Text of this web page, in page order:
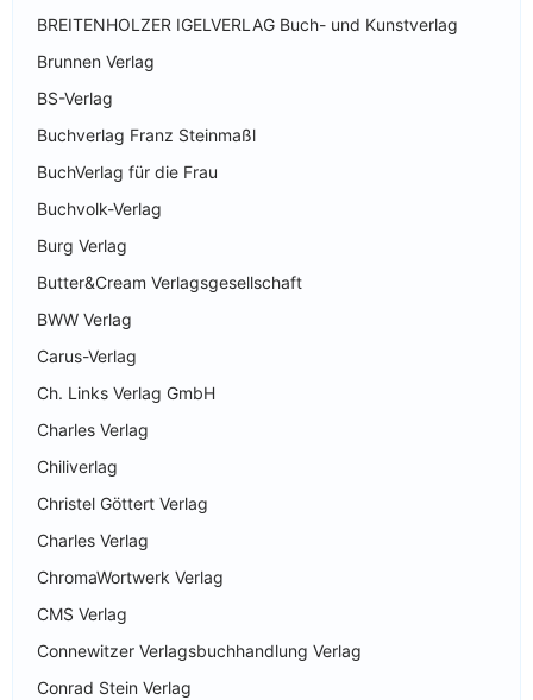
BREITENHOLZER IGELVERLAG Buch- und Kunstverlag
Brunnen Verlag
BS-Verlag
Buchverlag Franz Steinmaßl
BuchVerlag für die Frau
Buchvolk-Verlag
Burg Verlag
Butter&Cream Verlagsgesellschaft
BWW Verlag
Carus-Verlag
Ch. Links Verlag GmbH
Charles Verlag
Chiliverlag
Christel Göttert Verlag
Charles Verlag
ChromaWortwerk Verlag
CMS Verlag
Connewitzer Verlagsbuchhandlung Verlag
Conrad Stein Verlag